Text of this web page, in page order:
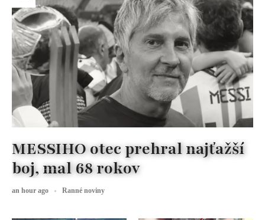
MESSIHO otec prehral najťažší
boj, mal 68 rokov
an hour ago Ranné noviny